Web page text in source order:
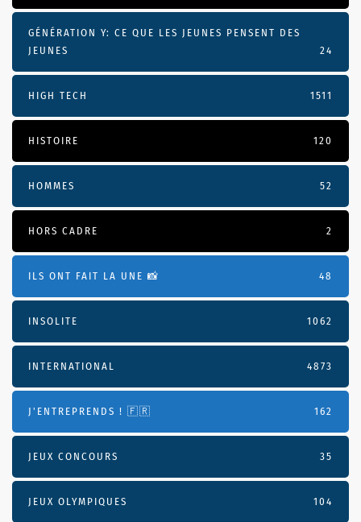
GÉNÉRATION Y: CE QUE LES JEUNES PENSENT DES
JEUNES
24
HIGH TECH 1511
HISTOIRE 120
HOMMES 52
HORS CADRE 2
ILS ONT FAIT LA UNE 📸 48
INSOLITE 1062
INTERNATIONAL 4873
J'ENTREPRENDS ! 🇫🇷 162
JEUX CONCOURS 35
JEUX OLYMPIQUES 104